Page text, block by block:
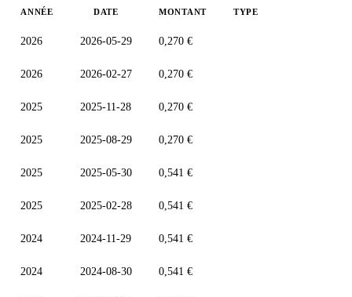
ANNÉE DATE MONTANT TYPE
2026 2026-05-29 0,270 €
2026 2026-02-27 0,270 €
2025 2025-11-28 0,270 €
2025 2025-08-29 0,270 €
2025 2025-05-30 0,541 €
2025 2025-02-28 0,541 €
2024 2024-11-29 0,541 €
2024 2024-08-30 0,541 €